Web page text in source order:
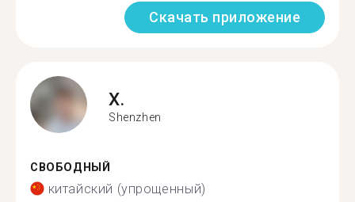
Скачать приложение
X.
Shenzhen
СВОБОДНЫЙ
китайский (упрощенный)